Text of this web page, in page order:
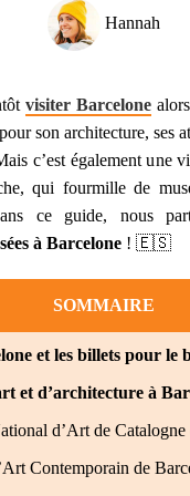
Hannah
visiter Barcelonealors
son architecture, ses
c’est également une
qui fourmille de
ce guide, nous
à Barcelone ! 🇪🇸
SOMMAIRE
et les billets pour le
et d’architecture à
d’Art de
Contemporain de